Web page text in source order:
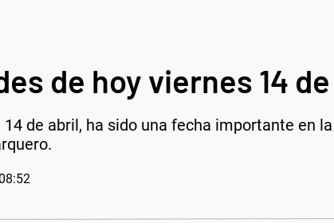
de hoy viernes 14
14 de abril, ha sido una fecha importante en